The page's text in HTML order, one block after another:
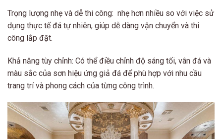
Trọng lượng nhẹ và dễ thi công: nhẹ hơn nhiều so với việc sử
dụng thực tế đá tự nhiên, giúp dễ dàng vận chuyển và thi
công lắp đặt.
Khả năng tùy chỉnh: Có thể điều chỉnh độ sáng tối, vân đá và
màu sắc của sơn hiệu ứng giả đá để phù hợp với nhu cầu
trang trí và phong cách của từng công trình.